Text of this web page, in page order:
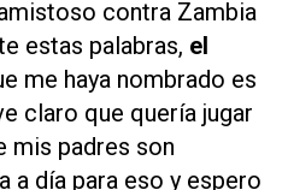
contra Zambia
estas palabras, el
me haya nombrado es
claro que quería jugar
mis padres son
a día para eso y espero